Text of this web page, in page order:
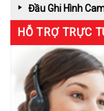
Đầu Ghi Hình
HỖ TRỢ TRỰC